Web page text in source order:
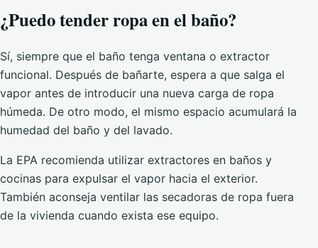
¿Puedo tender ropa en el baño?
Sí, siempre que el baño tenga ventana o extractor
funcional. Después de bañarte, espera a que salga el
vapor antes de introducir una nueva carga de ropa
húmeda. De otro modo, el mismo espacio acumulará la
humedad del baño y del lavado.
La EPA recomienda utilizar extractores en baños y
cocinas para expulsar el vapor hacia el exterior.
También aconseja ventilar las secadoras de ropa fuera
de la vivienda cuando exista ese equipo.